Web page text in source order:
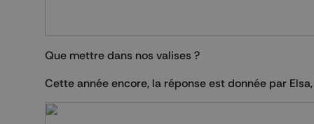
Que mettre dans nos valises ?
Cette année encore, la réponse est donnée par